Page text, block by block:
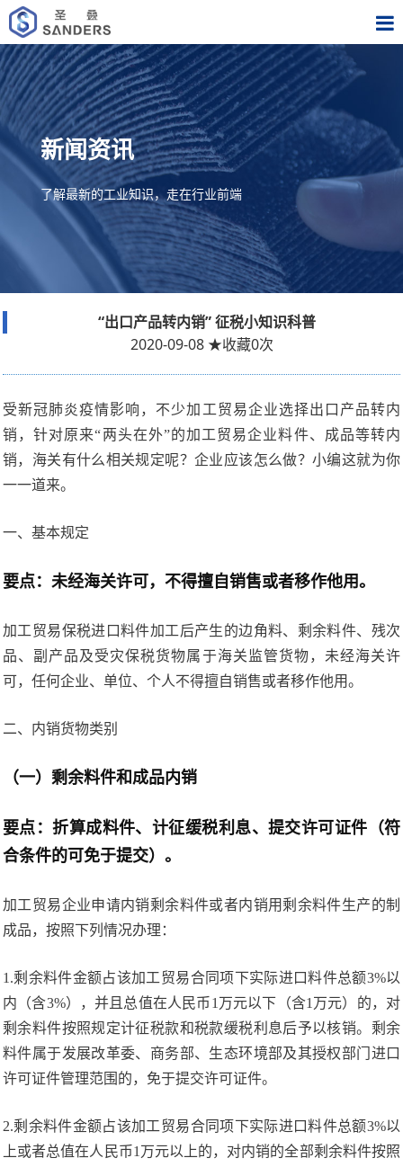
新闻资讯
了解最新的工业知识，走在行业前端
“出口产品转内销” 征税小知识科普
2020-09-08 ★收藏0次
受新冠肺炎疫情影响，不少加工贸易企业选择出口产品转内
销，针对原来“两头在外”的加工贸易企业料件、成品等转内
销，海关有什么相关规定呢？企业应该怎么做？小编这就为你
一一道来。
一、基本规定
要点：未经海关许可，不得擅自销售或者移作他用。
加工贸易保税进口料件加工后产生的边角料、剩余料件、残次
品、副产品及受灾保税货物属于海关监管货物，未经海关许
可，任何企业、单位、个人不得擅自销售或者移作他用。
二、内销货物类别
（一）剩余料件和成品内销
要点：折算成料件、计征缓税利息、提交许可证件（符
合条件的可免于提交）。
加工贸易企业申请内销剩余料件或者内销用剩余料件生产的制
成品，按照下列情况办理：
1.剩余料件金额占该加工贸易合同项下实际进口料件总额3%以
内（含3%），并且总值在人民币1万元以下（含1万元）的，对
剩余料件按照规定计征税款和税款缓税利息后予以核销。剩余
料件属于发展改革委、商务部、生态环境部及其授权部门进口
许可证件管理范围的，免于提交许可证件。
2.剩余料件金额占该加工贸易合同项下实际进口料件总额3%以
上或者总值在人民币1万元以上的，对内销的全部剩余料件按照